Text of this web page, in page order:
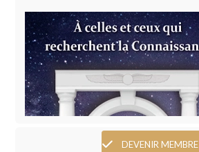
DEVENIR MEMBRE